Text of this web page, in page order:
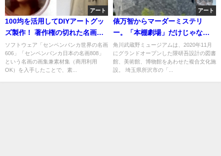
アート
100均を活用してDIYアートグッ
ズ製作！ 著作権の切れた名画で
身近なアイテムを作ってみまし
た！
ソフトウェア「センペンバンカ世界の名画
606」「センペンバンカ日本の名画808」
という名画の画集兼素材集（商用利用
OK）を入手したことで、素...
アート
俵万智からマーダーミステリ
ー。「本棚劇場」だけじゃな
い、角川武蔵野ミュージアムを
まる１日楽しむための見どころ
を一挙紹介！
角川武蔵野ミュージアムは、2020年11月
にグランドオープンした隈研吾設計の図書
館、美術館、博物館をあわせた複合文化施
設。 埼玉県所沢市の「...